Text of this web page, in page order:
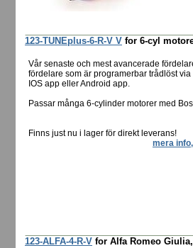
123-TUNEplus-6-R-V V for 6-cyl
Vår senaste och mest avancerade
fördelare som är programerbar trådlöst
IOS app eller Android app.
Passar många 6-cylinder motorer med
Finns just nu i lager för direkt leverans!
mera
123-ALFA-4-R-V for Alfa Romeo